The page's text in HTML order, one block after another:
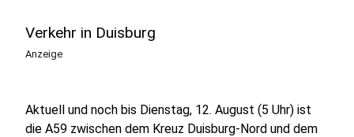
Verkehr in Duisburg
Anzeige
Aktuell und noch bis Dienstag, 12. August (5 Uhr) ist
die A59 zwischen dem Kreuz Duisburg-Nord und dem